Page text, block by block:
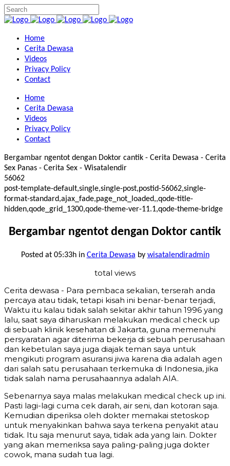
Home
Cerita Dewasa
Videos
Privacy Policy
Contact
Home
Cerita Dewasa
Videos
Privacy Policy
Contact
Bergambar ngentot dengan Doktor cantik - Cerita Dewasa - Cerita
Sex Panas - Cerita Sex - Wisatalendir
56062
post-template-default,single,single-post,postid-56062,single-
format-standard,ajax_fade,page_not_loaded,,qode-title-
hidden,qode_grid_1300,qode-theme-ver-11.1,qode-theme-bridge
Bergambar ngentot dengan Doktor cantik
Posted at 05:33hin Cerita Dewasa by wisatalendiradmin
total views
Cerita dewasa - Para pembaca sekalian, terserah anda
percaya atau tidak, tetapi kisah ini benar-benar terjadi,
Waktu itu kalau tidak salah sekitar akhir tahun 1996 yang
lalu, saat saya diharuskan melakukan medical check up
di sebuah klinik kesehatan di Jakarta, guna memenuhi
persyaratan agar diterima bekerja di sebuah perusahaan
dan kebetulan saya juga diajak teman saya untuk
mengikuti program asuransi jiwa karena dia adalah agen
dari salah satu perusahaan terkemuka di Indonesia, jika
tidak salah nama perusahaannya adalah AIA.
Sebenarnya saya malas melakukan medical check up ini.
Pasti lagi-lagi cuma cek darah, air seni, dan kotoran saja.
Kemudian diperiksa oleh dokter memakai stetoskop
untuk menyakinkan bahwa saya terkena penyakit atau
tidak. Itu saja menurut saya, tidak ada yang lain. Dokter
yang akan memeriksa saya paling-paling juga dokter
cowok, mana sudah tua lagi.